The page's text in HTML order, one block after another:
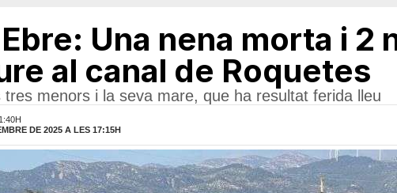
Una nena morta i 2
al canal de Roquetes
menors i la seva mare, que ha resultat ferida lleu
DE 2025 A LES 17:15H